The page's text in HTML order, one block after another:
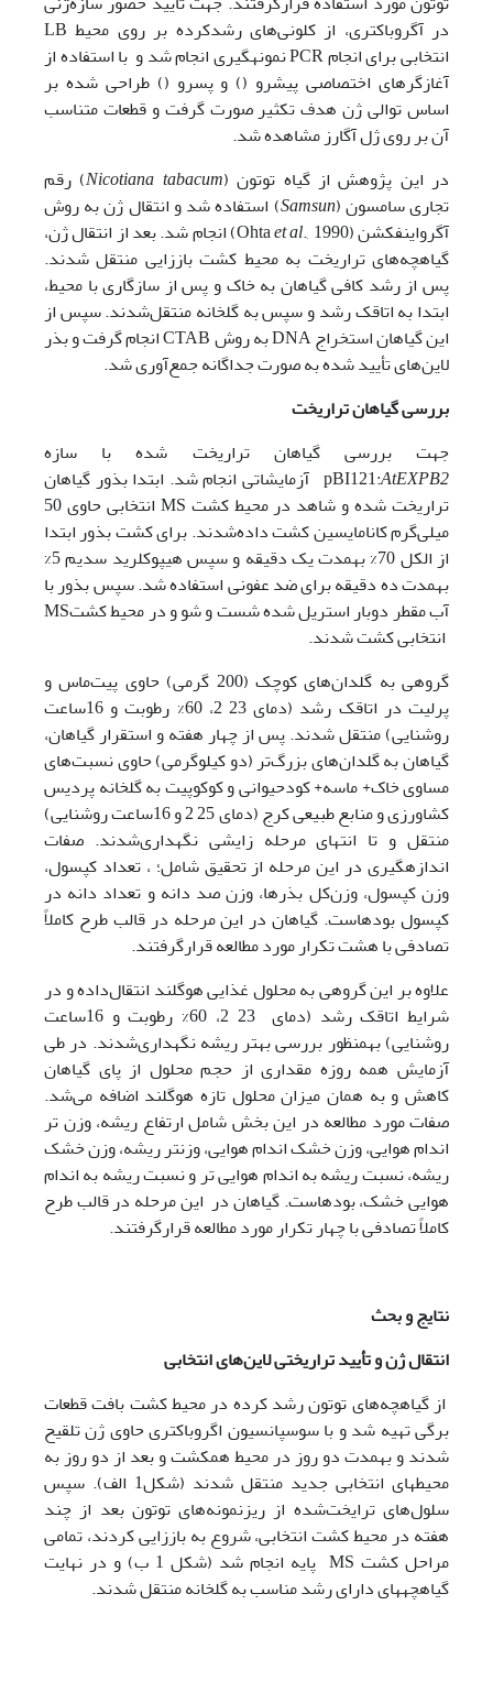
در آگروباکتری، از کلونی‌های رشد­کرده بر روی محیط LB
انتخابی برای انجام PCR نمونه­گیری انجام شد و با استفاده از
آغازگرهای اختصاصی ‌پیشرو () و پسرو () طراحی شده بر
اساس توالی ژن هدف تکثیر صورت گرفت و قطعات متناسب
آن بر روی ژل آگارز مشاهده شد.
در این پژوهش از گیاه توتون (Nicotiana tabacum) رقم
تجاری سامسون (Samsun) استفاده شد و انتقال ژن به روش
آگرواینفکشن (Ohta
et al
., 1990) انجام شد. بعد از انتقال ژن،
گیاهچه‌های تراریخت به محیط کشت باززایی منتقل شدند.
پس از رشد کافی گیاهان به خاک و پس از سازگاری با محیط،
ابتدا به اتاقک رشد و سپس به گلخانه منتقل‌شدند. سپس از
این گیاهان استخراج DNA به روش CTAB انجام گرفت و بذر
لاین‌های تأیید شده به صورت جداگانه جمع‌آوری شد.
بررسی گیاهان تراریخت
جهت بررسی گیاهان تراریخت شده با سازه
pBI121:AtEXPB2
آزمایشاتی انجام شد. ابتدا بذور گیاهان
تراریخت شده و شاهد در محیط کشت MS‌ انتخابی حاوی 50
میلی‌گرم کانامایسین کشت داده‌شدند. برای کشت بذور ابتدا
از الکل 70­% به­مدت یک دقیقه و سپس هیپوکلرید سدیم 5‌%
به­مدت ده دقیقه برای ضد عفونی استفاده شد. سپس بذور با
آب مقطر دوبار استریل شده شست و شو و در محیط کشتMS
انتخابی کشت ‌شدند.
گروهی به گلدان‌های کوچک (200 گرمی) حاوی پیت‌ماس و
پرلیت در اتاقک رشد (دمای 2 23، 60‌% رطوبت و 16ساعت
روشنایی) منتقل شدند. پس از چهار هفته و استقرار گیاهان،
گیاهان به گلدان‌‌های بزرگ‌تر (دو کیلوگرمی) حاوی نسبت‌های
مساوی خاک+ ماسه+ کودحیوانی و کوکوپیت به گلخانه پردیس
کشاورزی و منابع طبیعی کرج (دمای 2 25 و 16ساعت روشنایی)
منتقل و تا انتهای مرحله زایشی نگهداری‌شدند. صفات
اندازه­گیری در این مرحله از تحقیق شامل؛ ، تعداد کپسول،
وزن‌ کپسول، وزن‌کل بذرها، وزن صد دانه و تعداد دانه در
کپسول بوده­است. گیاهان در این مرحله در قالب طرح کاملاً
تصادفی با هشت تکرار مورد مطالعه قرار‌گرفتند.
علاوه بر این گروهی به محلول غذایی هوگلند انتقال‌داده و در
شرایط اتاقک رشد (دمای 2 23، 60‌% رطوبت و 16ساعت
روشنایی) به­منظور بررسی بهتر ریشه نگهداری‌شدند. در طی
آزمایش همه روزه مقداری از حجم محلول از پای گیاهان
کاهش و به همان میزان محلول تازه هوگلند اضافه می‌شد.
صفات مورد مطالعه در این بخش شامل ارتفاع ریشه، وزن تر
اندام هوایی، وزن خشک اندام هوایی، وزن­تر ریشه، وزن خشک
ریشه، نسبت ریشه به اندام هوایی تر و نسبت ریشه به اندام
هوایی خشک، بوده­است. گیاهان در این مرحله در قالب طرح
کاملاً تصادفی با چهار تکرار مورد مطالعه قرار­گرفتند.
نتایج و بحث
انتقال ژن و تأیید تراریختی لاین‌های انتخابی
از گیاهچه‌های توتون رشد کرده در محیط کشت بافت قطعات
برگی تهیه شد و با سوسپانسیون اگروباکتری حاوی ژن تلقیح
شدند و به­مدت دو روز در محیط همکشت و بعد از دو روز به
محیط­های انتخابی جدید منتقل شدند (شکل1 الف). سپس
سلول‌های ترایخت‌شده از ریزنمونه‌های توتون بعد از چند
هفته در محیط کشت انتخابی، شروع به باززایی کردند، تمامی
مراحل کشت MS پایه انجام شد (شکل 1 ب) و در نهایت
گیاهچه­های دارای رشد مناسب به گلخانه منتقل شدند.